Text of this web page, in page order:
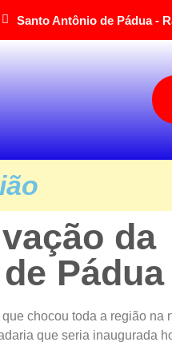
Santo Antônio de Pádua -
da
Pádua
chocou toda a região na
que seria inaugurada